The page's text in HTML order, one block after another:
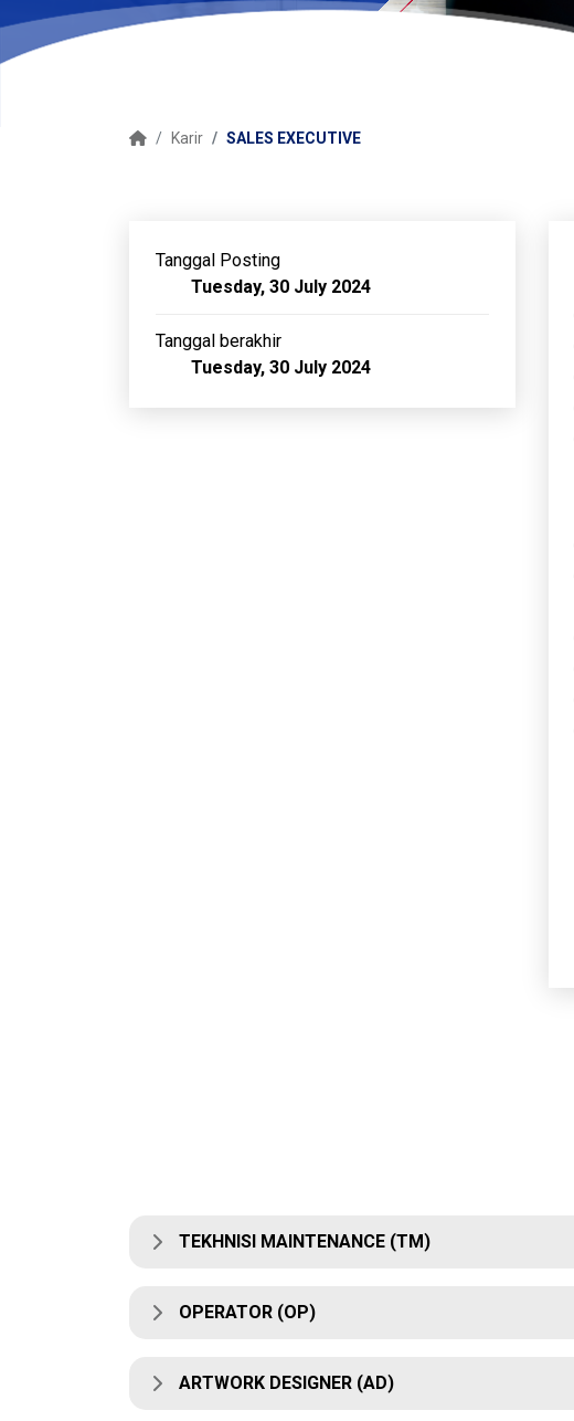
Karir SALES EXECUTIVE
Tanggal Posting
Tuesday, 30 July 2024
Tanggal berakhir
Tuesday, 30 July 2024
TEKHNISI MAINTENANCE (TM)
OPERATOR (OP)
ARTWORK DESIGNER (AD)